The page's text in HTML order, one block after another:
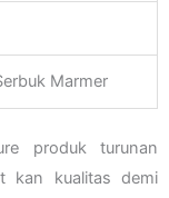
Marmer
produk turunan
kan kualitas demi